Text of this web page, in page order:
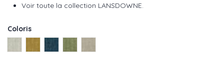
Voir toute la collection LANSDOWNE
Coloris